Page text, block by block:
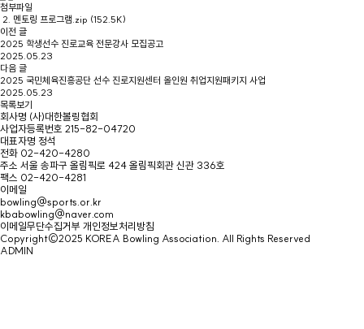
첨부파일
2. 멘토링 프로그램.zip (152.5K)
이전 글
2025 학생선수 진로교육 전문강사 모집공고
2025.05.23
다음 글
2025 국민체육진흥공단 선수 진로지원센터 올인원 취업지원패키지 사업
2025.05.23
목록보기
회사명 (사)대한볼링협회
사업자등록번호 215-82-04720
대표자명 정석
전화 02-420-4280
주소 서울 송파구 올림픽로 424 올림픽회관 신관 336호
팩스 02-420-4281
이메일
bowling@sports.or.kr
kbabowling@naver.com
이메일무단수집거부 개인정보처리방침
Copyright©2025 KOREA Bowling Association. All Rights Reserved
ADMIN